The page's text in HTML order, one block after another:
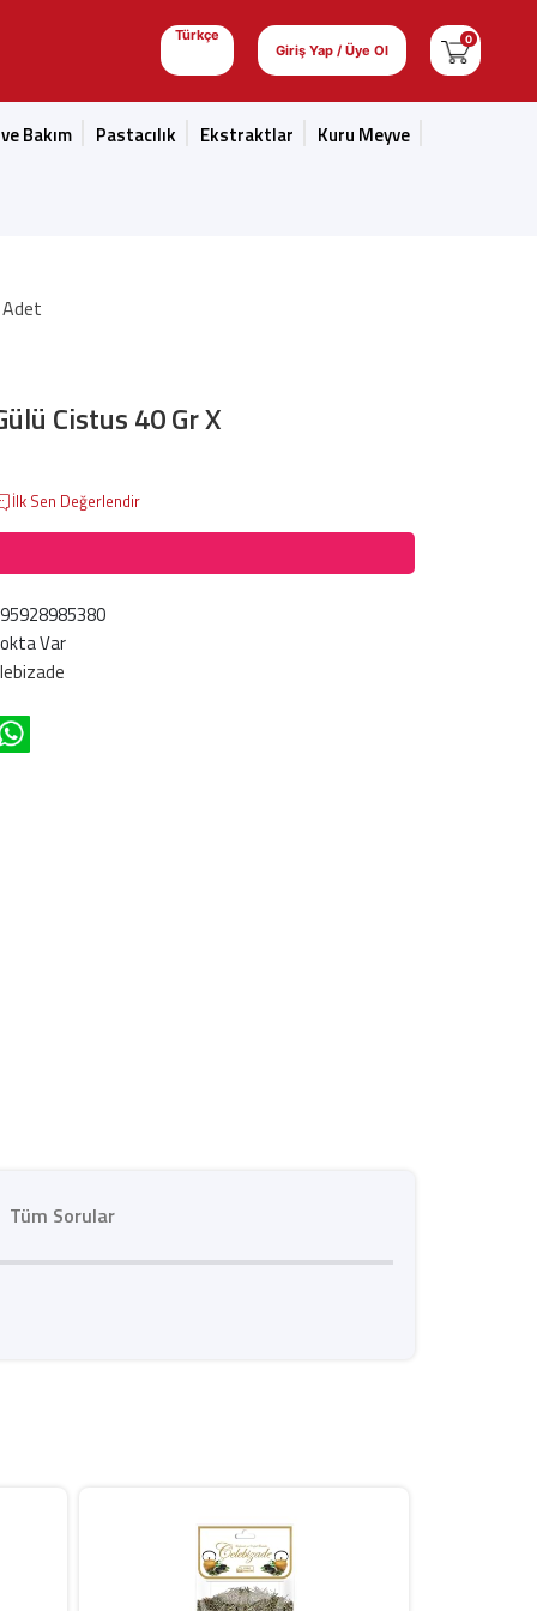
Türkçe
Giriş Yap / Üye Ol
0
Bakım Pastacılık Ekstraktlar Kuru Meyve
Cistus 40 Gr X
İlk Sen Değerlendir
Var
Tüm Sorular